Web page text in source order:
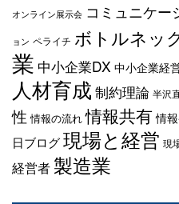
オンライン展示会 コミュニケー
ョン ペライチ ボトルネッ
業 中小企業DX 中小企業経
人材育成 制約理論 半沢
性 情報の流れ 情報共有 情
日ブログ現場と経営 現
経営者 製造業